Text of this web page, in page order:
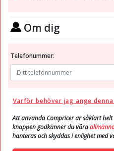
Om dig
Telefonummer:
Varför behöver jag ange
Att använda Compricer är såklart
knappen godkänner du våra
hanteras och skyddas i enlighet med